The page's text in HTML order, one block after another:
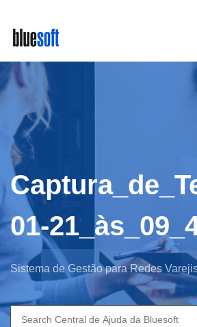
main
content
01-
Sistema de Gestão para Redes
Search